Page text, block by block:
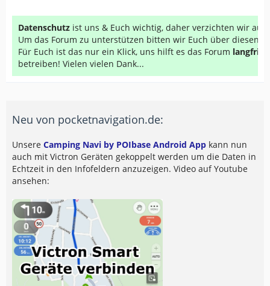
Datenschutz ist uns & Euch wichtig, daher verzichten wir auf
Um das Forum zu unterstützen bitten wir Euch über diesen
Für Euch ist das nur ein Klick, uns hilft es das Forum
betreiben! Vielen vielen Dank...
Neu von pocketnavigation.de:
Unsere Camping Navi by POIbase Android App kann nun
auch mit Victron Geräten gekoppelt werden um die Daten in
Echtzeit in den Infofeldern anzuzeigen. Video auf Youtube
ansehen: